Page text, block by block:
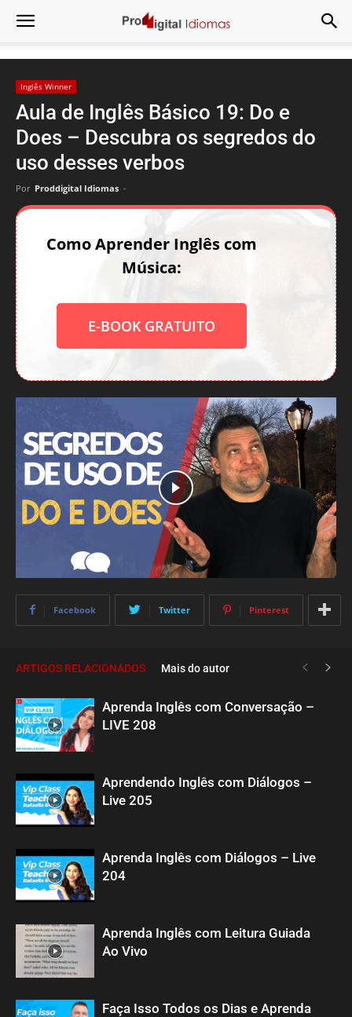
Inglês Winner
Aula de Inglês Básico 19: Do e
Does – Descubra os segredos do
uso desses verbos
Por Proddigital Idiomas -
Como Aprender Inglês com
Música:
E-BOOK GRATUITO
Facebook Twitter Pinterest
ARTIGOS RELACIONADOS Mais do autor
Aprenda Inglês com Conversação –
LIVE 208
Aprendendo Inglês com Diálogos –
Live 205
Aprenda Inglês com Diálogos – Live
204
Aprenda Inglês com Leitura Guiada
Ao Vivo
Faça Isso Todos os Dias e Aprenda